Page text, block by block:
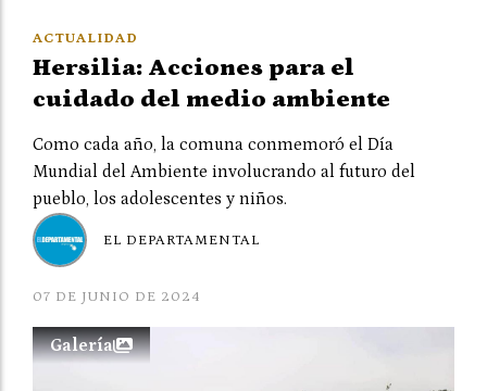
Hersilia: Acciones para el
cuidado del medio ambiente
Como cada año, la comuna conmemoró el Día
Mundial del Ambiente involucrando al futuro del
pueblo, los adolescentes y niños.
ACTUALIDAD
07 DE JUNIO DE 2024
EL DEPARTAMENTAL
Galería